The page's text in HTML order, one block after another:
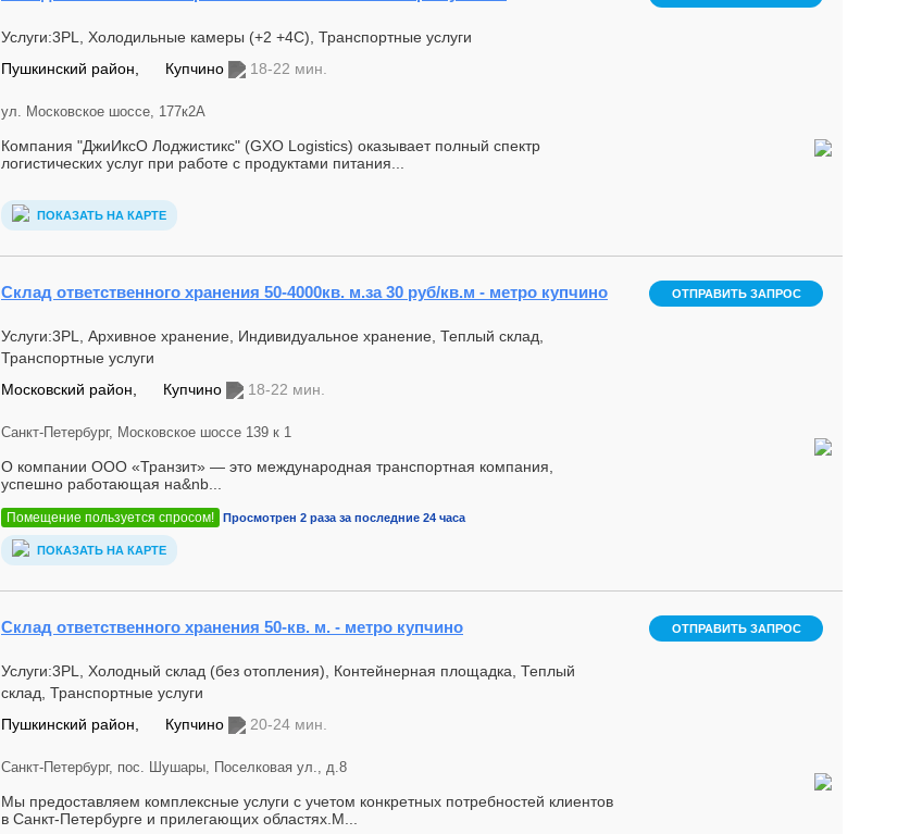
Услуги:3PL, Холодильные камеры (+2 +4С), Транспортные услуги
Пушкинский район,
Купчино 18-22 мин.
ул. Московское шоссе, 177к2А
Компания "ДжиИксО Лоджистикс" (GXO Logistics) оказывает полный спектр
логистических услуг при работе с продуктами питания...
ПОКАЗАТЬ НА КАРТЕ
Склад ответственного хранения 50-4000кв. м.за 30 руб/кв.м - метро купчино
Услуги:3PL, Архивное хранение, Индивидуальное хранение, Теплый склад,
Транспортные услуги
Московский район,
Купчино 18-22 мин.
Санкт-Петербург, Московское шоссе 139 к 1
О компании ООО «Транзит» — это международная транспортная компания,
успешно работающая на&nb...
ОТПРАВИТЬ ЗАПРОС
Помещение пользуется спросом! Просмотрен 2 раза за последние 24 часа
ПОКАЗАТЬ НА КАРТЕ
Склад ответственного хранения 50-кв. м. - метро купчино
Услуги:3PL, Холодный склад (без отопления), Контейнерная площадка, Теплый
склад, Транспортные услуги
Пушкинский район,
Купчино 20-24 мин.
Санкт-Петербург, пос. Шушары, Поселковая ул., д.8
Мы предоставляем комплексные услуги с учетом конкретных потребностей клиентов
в Санкт-Петербурге и прилегающих областях.М...
ОТПРАВИТЬ ЗАПРОС